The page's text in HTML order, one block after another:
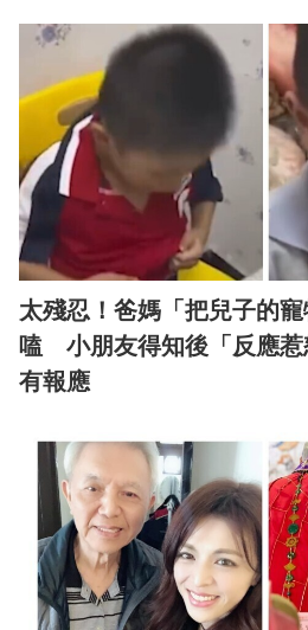
太殘忍！爸媽「把兒子的
嗑 小朋友得知後「反應惹
有報應